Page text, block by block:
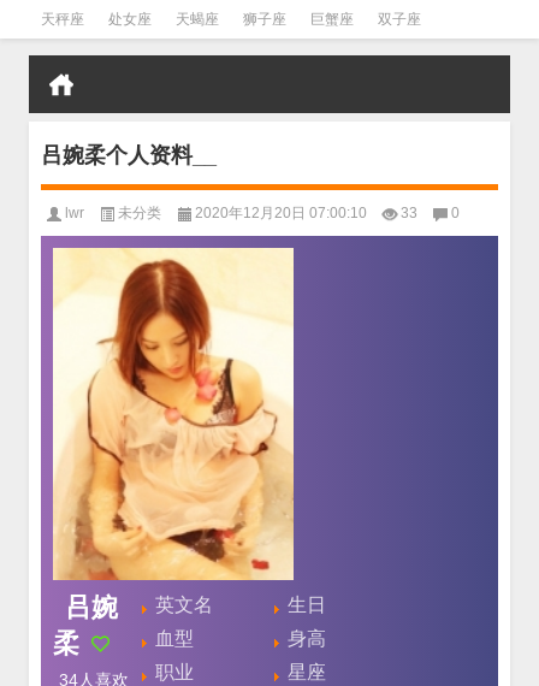
天秤座 处女座 天蝎座 狮子座 巨蟹座 双子座
金牛座 双鱼座 水瓶座
吕婉柔个人资料__
lwr 未分类 2020年12月20日 07:00:10 33 0
吕婉
柔
34人喜欢
英文名
生日
血型
身高
职业
星座